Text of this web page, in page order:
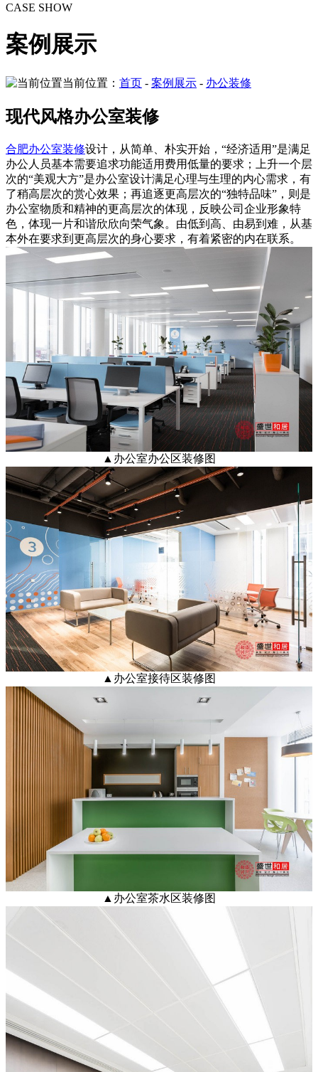
CASE SHOW
案例展示
当前位置： 首页 - 案例展示 - 办公装修
现代风格办公室装修
合肥办公室装修设计，从简单、朴实开始，“经济适用”是满足
办公人员基本需要追求功能适用费用低量的要求；上升一个层
次的“美观大方”是办公室设计满足心理与生理的内心需求，有
了稍高层次的赏心效果；再追逐更高层次的“独特品味”，则是
办公室物质和精神的更高层次的体现，反映公司企业形象特
色，体现一片和谐欣欣向荣气象。由低到高、由易到难，从基
本外在要求到更高层次的身心要求，有着紧密的内在联系。
▲ 办公室办公区装修图
▲办公室接待区装修图
▲ 办公室茶水区装修图